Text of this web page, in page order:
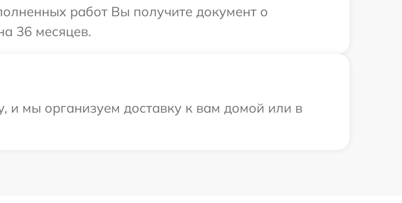
работ Вы получите документ о
36 месяцев.
мы организуем доставку к вам домой или в